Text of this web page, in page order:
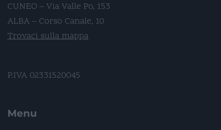
CUNEO – Via Valle Po, 153
ALBA – Corso Canale, 10
Trovaci sulla mappa
P.IVA 02331520045
Menu